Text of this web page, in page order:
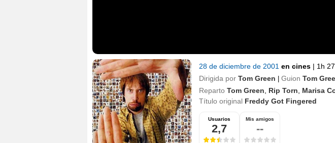
28 de diciembre de 2001 en cines | 1h
Dirigida por Tom Green | Guion Tom
Reparto Tom Green Rip Torn
Marisa
Título original Freddy Got Fingered
Usuarios
2,7
Mis amigos
--